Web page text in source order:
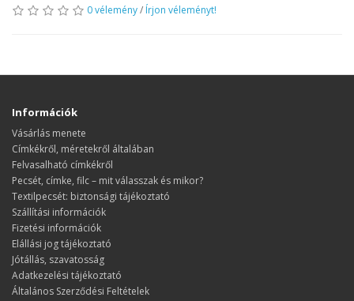
0 vélemény/ Írjon véleményt!
Információk
Vásárlás menete
​​​​​​​Címkékről, méretekről általában
Felvasalható címkékről
Pecsét, címke, filc – mit válasszak és mikor?
Textilpecsét: biztonsági tájékoztató
Szállítási információk
Fizetési információk
Elállási jog tájékoztató
Jótállás, szavatosság
Adatkezelési tájékoztató
Általános Szerződési Feltételek